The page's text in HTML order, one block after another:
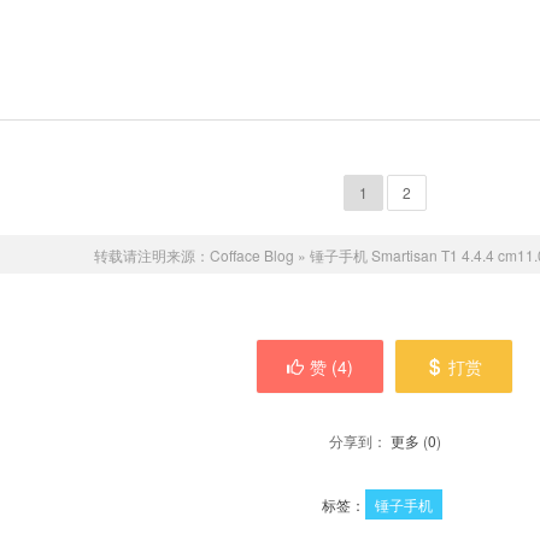
1 2
转载请注明来源： Cofface Blog » 锤子手机 Smartisan T1 4.4.4
赞 (4) 打赏
分享到： 更多 (0)
标签： 锤子手机